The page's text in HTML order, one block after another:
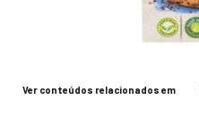
Ver conteúdos relacionados em